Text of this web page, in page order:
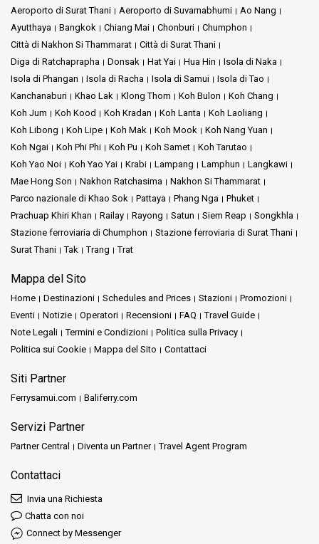
Aeroporto di Surat Thani
Aeroporto di Suvarnabhumi
Ao Nang
Ayutthaya
Bangkok Chiang Mai Chonburi
Chumphon
Città di Nakhon Si Thammarat
Città di Surat Thani
Diga di Ratchaprapha
Donsak Hat Yai Hua Hin
Isola di Naka
Isola di Phangan
Isola di Racha Isola di Samui
Isola di Tao
Kanchanaburi
Khao Lak Klong Thom Koh Bulon
Koh Chang
Koh Jum
Koh Kood Koh Kradan Koh Lanta
Koh Laoliang
Koh Libong
Koh Lipe Koh Mak Koh Mook
Koh Nang Yuan
Koh Ngai
Koh Phi Phi Koh Pu Koh Samet
Koh Tarutao
Koh Yao Noi
Koh Yao Yai Krabi Lampang Lamphun
Langkawi
Mae Hong Son
Nakhon Ratchasima
Nakhon Si Thammarat
Parco nazionale di Khao Sok
Pattaya Phang Nga
Phuket
Prachuap Khiri Khan
Railay Rayong Satun Siem Reap
Songkhla
Stazione ferroviaria di Chumphon
Stazione ferroviaria di Surat Thani
Surat Thani
Tak Trang Trat
Mappa del Sito
Home Destinazioni Schedules and Prices Stazioni
Promozioni
Eventi
Notizie Operatori Recensioni FAQ
Travel Guide
Note Legali
Termini e Condizioni
Politica sulla Privacy
Politica sui Cookie
Mappa del Sito Contattaci
Siti Partner
Ferrysamui.com Baliferry.com
Servizi Partner
Partner Central Diventa un Partner Travel Agent Program
Contattaci
Invia una Richiesta
Chatta con noi
Connect by Messenger